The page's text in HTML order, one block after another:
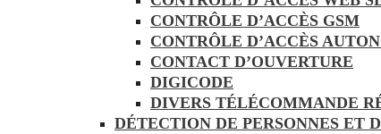
CONTRÔLE D’ACCÈS GSM
CONTRÔLE D’ACCÈS
CONTACT D’OUVERTURE
DIGICODE
DIVERS TÉLÉCOMMANDE
DÉTECTION DE PERSONNES ET